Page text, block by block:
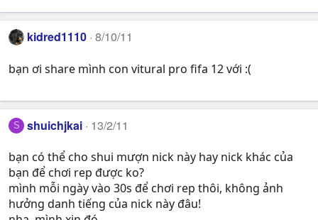
kidred1110 8/10/11
bạn ơi share mình con vitural pro fifa 12 với :(
S shuichjkai 13/2/11
bạn có thể cho shui mượn nick này hay nick khác của
bạn để chơi rep được ko?
mình mỗi ngày vào 30s để chơi rep thôi, không ảnh
hưởng danh tiếng của nick này đâu!